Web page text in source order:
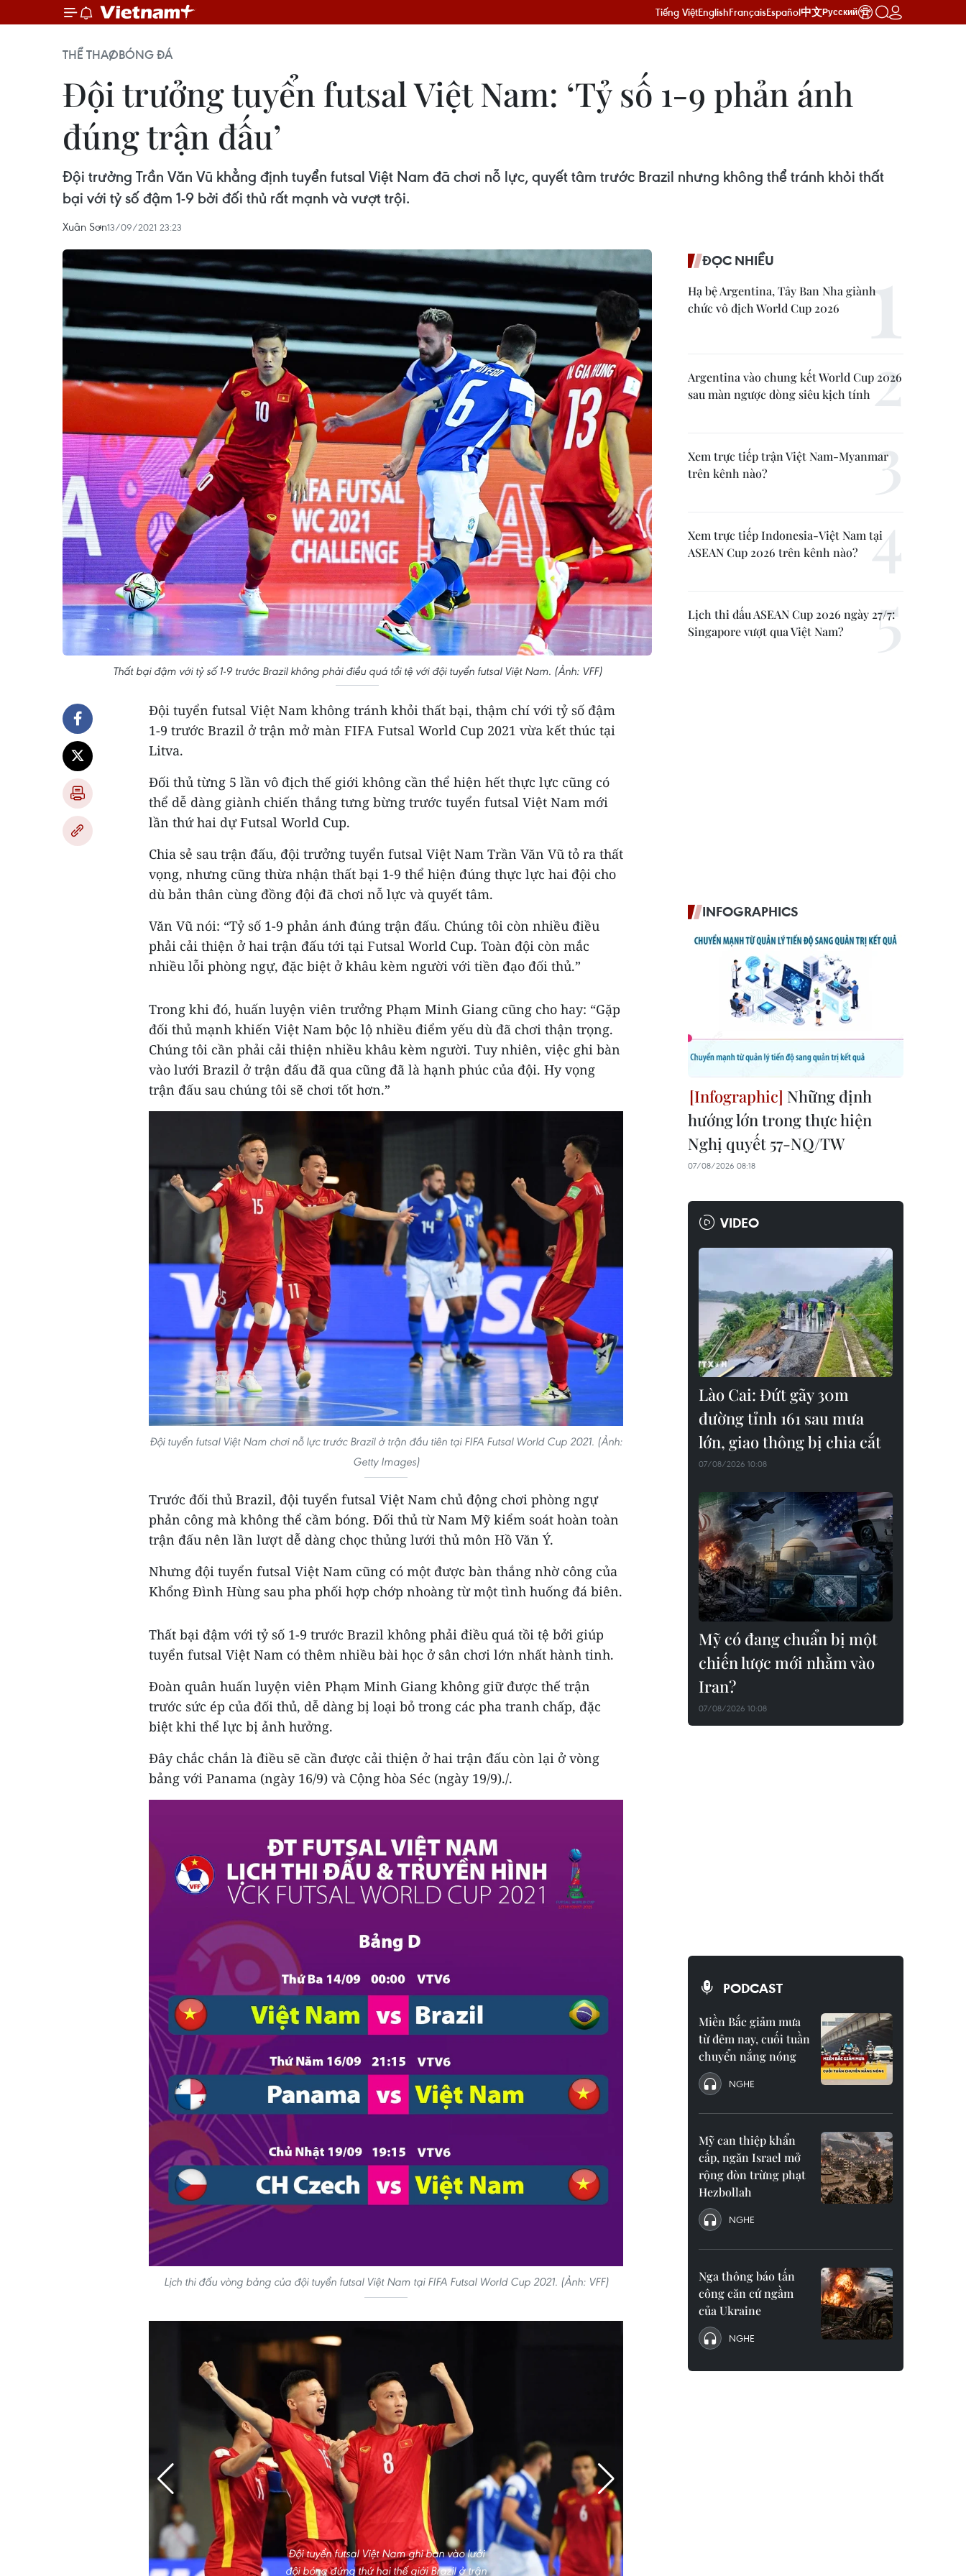
Tiếng ViệtEnglishFrançaisEspañol中文Русский
THỂ THAOBÓNG ĐÁ
Đội trưởng tuyển futsal Việt Nam: ‘Tỷ số 1-9 phản ánh
đúng trận đấu’
Đội trưởng Trần Văn Vũ khẳng định tuyển futsal Việt Nam đã chơi nỗ lực, quyết tâm trước Brazil nhưng không thể tránh khỏi thất
bại với tỷ số đậm 1-9 bởi đối thủ rất mạnh và vượt trội.
Xuân Sơn13/09/2021 23:23
Thất bại đậm với tỷ số 1-9 trước Brazil không phải điều quá tồi tệ với đội tuyển futsal Việt Nam. (Ảnh: VFF)
Đội tuyển futsal Việt Nam không tránh khỏi thất bại, thậm chí với tỷ số đậm
1-9 trước Brazil ở trận mở màn FIFA Futsal World Cup 2021 vừa kết thúc tại
Litva.
Đối thủ từng 5 lần vô địch thế giới không cần thể hiện hết thực lực cũng có
thể dễ dàng giành chiến thắng tưng bừng trước tuyển futsal Việt Nam mới
lần thứ hai dự Futsal World Cup.
Chia sẻ sau trận đấu, đội trưởng tuyển futsal Việt Nam Trần Văn Vũ tỏ ra thất
vọng, nhưng cũng thừa nhận thất bại 1-9 thể hiện đúng thực lực hai đội cho
dù bản thân cùng đồng đội đã chơi nỗ lực và quyết tâm.
Văn Vũ nói: “Tỷ số 1-9 phản ánh đúng trận đấu. Chúng tôi còn nhiều điều
phải cải thiện ở hai trận đấu tới tại Futsal World Cup. Toàn đội còn mắc
nhiều lỗi phòng ngự, đặc biệt ở khâu kèm người với tiền đạo đối thủ.”
Trong khi đó, huấn luyện viên trưởng Phạm Minh Giang cũng cho hay: “Gặp
đối thủ mạnh khiến Việt Nam bộc lộ nhiều điểm yếu dù đã chơi thận trọng.
Chúng tôi cần phải cải thiện nhiều khâu kèm người. Tuy nhiên, việc ghi bàn
vào lưới Brazil ở trận đấu đã qua cũng đã là hạnh phúc của đội. Hy vọng
trận đấu sau chúng tôi sẽ chơi tốt hơn.”
Đội tuyển futsal Việt Nam chơi nỗ lực trước Brazil ở trận đầu tiên tại FIFA Futsal World Cup 2021. (Ảnh:
Getty Images)
Trước đối thủ Brazil, đội tuyển futsal Việt Nam chủ động chơi phòng ngự
phản công mà không thể cầm bóng. Đối thủ từ Nam Mỹ kiểm soát hoàn toàn
trận đấu nên lần lượt dễ dàng chọc thủng lưới thủ môn Hồ Văn Ý.
Nhưng đội tuyển futsal Việt Nam cũng có một được bàn thắng nhờ công của
Khổng Đình Hùng sau pha phối hợp chớp nhoàng từ một tình huống đá biên.
Thất bại đậm với tỷ số 1-9 trước Brazil không phải điều quá tồi tệ bởi giúp
tuyển futsal Việt Nam có thêm nhiều bài học ở sân chơi lớn nhất hành tinh.
Đoàn quân huấn luyện viên Phạm Minh Giang không giữ được thế trận
trước sức ép của đối thủ, dễ dàng bị loại bỏ trong các pha tranh chấp, đặc
biệt khi thể lực bị ảnh hưởng.
Đây chắc chắn là điều sẽ cần được cải thiện ở hai trận đấu còn lại ở vòng
bảng với Panama (ngày 16/9) và Cộng hòa Séc (ngày 19/9)./.
Lịch thi đấu vòng bảng của đội tuyển futsal Việt Nam tại FIFA Futsal World Cup 2021. (Ảnh: VFF)
Đội tuyển futsal Việt Nam ghi bàn vào lưới
đội bóng đứng thứ hai thế giới Brazil ở trận
ĐỌC NHIỀU
Hạ bệ Argentina, Tây Ban Nha giành
chức vô địch World Cup 2026
Argentina vào chung kết World Cup 2026
sau màn ngược dòng siêu kịch tính
Xem trực tiếp trận Việt Nam-Myanmar
trên kênh nào?
Xem trực tiếp Indonesia-Việt Nam tại
ASEAN Cup 2026 trên kênh nào?
Lịch thi đấu ASEAN Cup 2026 ngày 27/7:
Singapore vượt qua Việt Nam?
INFOGRAPHICS
Những định
hướng lớn trong thực hiện
Nghị quyết 57-NQ/TW
07/08/2026 08:18
VIDEO
Lào Cai: Đứt gãy 30m
đường tỉnh 161 sau mưa
lớn, giao thông bị chia cắt
07/08/2026 10:08
Mỹ có đang chuẩn bị một
chiến lược mới nhằm vào
Iran?
07/08/2026 10:08
PODCAST
Miền Bắc giảm mưa
từ đêm nay, cuối tuần
chuyển nắng nóng
NGHE
Mỹ can thiệp khẩn
cấp, ngăn Israel mở
rộng đòn trừng phạt
Hezbollah
NGHE
Nga thông báo tấn
công căn cứ ngầm
của Ukraine
NGHE